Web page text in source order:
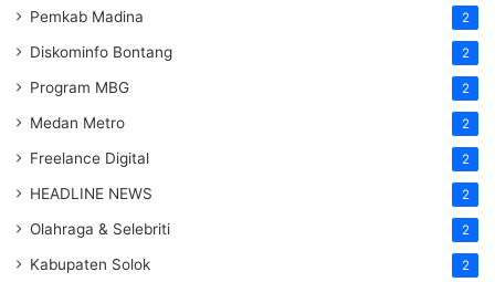
Pemkab Madina 2
Diskominfo Bontang 2
Program MBG 2
Medan Metro 2
Freelance Digital 2
HEADLINE NEWS 2
Olahraga & Selebriti 2
Kabupaten Solok 2